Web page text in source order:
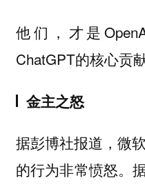
他们，才是
ChatGPT的核心贡献
金主之怒
据彭博社报道，微
的行为非常愤怒。